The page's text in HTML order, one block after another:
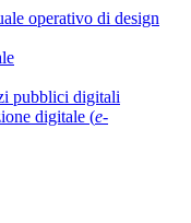
operativo di design
pubblici digitali
digitale (e-